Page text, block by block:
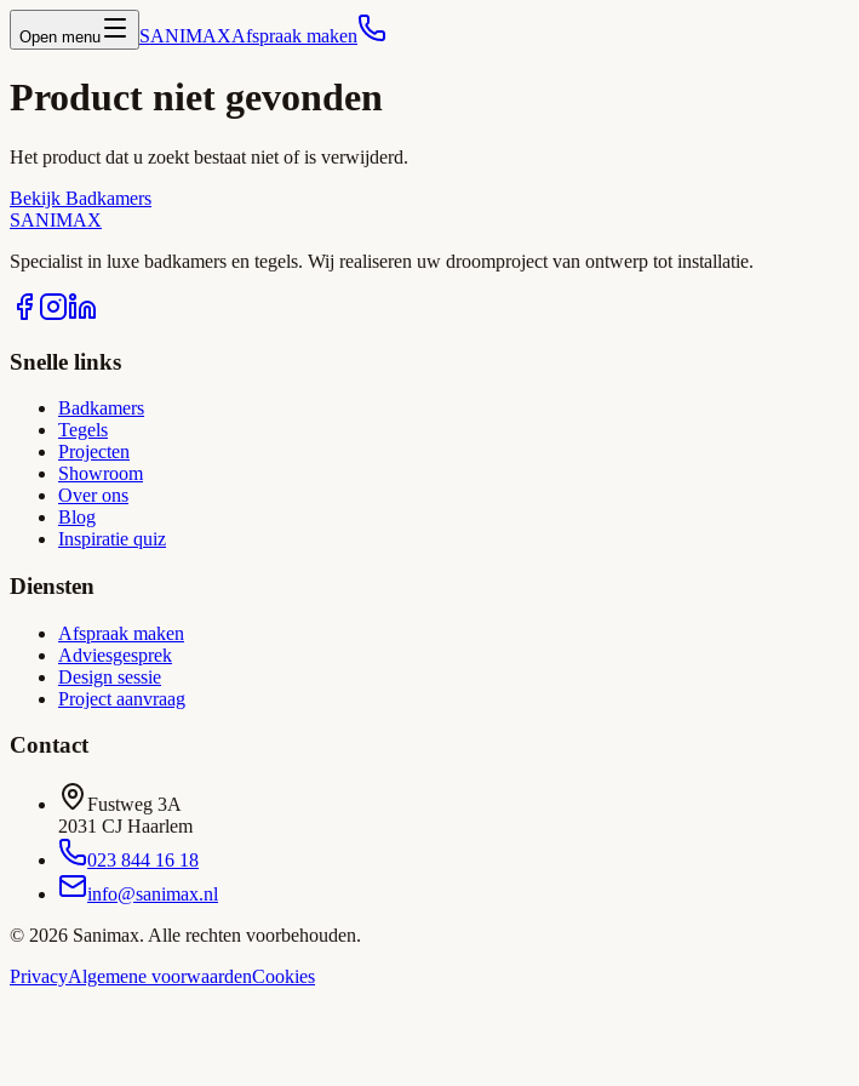
Open menu SANIMAXAfspraak maken
Product niet gevonden
Het product dat u zoekt bestaat niet of is verwijderd.
Bekijk Badkamers
SANIMAX
Specialist in luxe badkamers en tegels. Wij realiseren uw droomproject van ontwerp tot installatie.
Snelle links
Badkamers
Tegels
Projecten
Showroom
Over ons
Blog
Inspiratie quiz
Diensten
Afspraak maken
Adviesgesprek
Design sessie
Project aanvraag
Contact
Fustweg 3A
2031 CJ Haarlem
023 844 16 18
info@sanimax.nl
© 2026 Sanimax. Alle rechten voorbehouden.
PrivacyAlgemene voorwaardenCookies